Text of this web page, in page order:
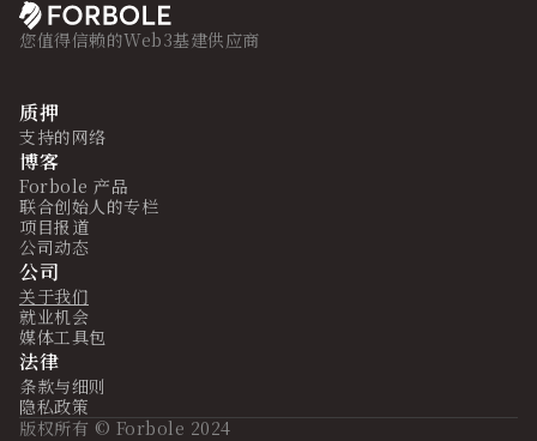
您值得信赖的Web3基建供应商
质押
支持的网络
博客
Forbole 产品
联合创始人的专栏
项目报道
公司动态
公司
关于我们
就业机会
媒体工具包
法律
条款与细则
隐私政策
版权所有 © Forbole 2024